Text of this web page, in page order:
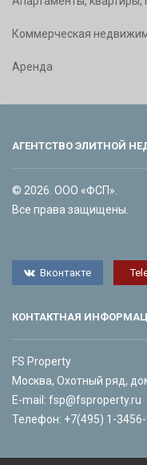
Коммерческая
Аренда
АГЕНТСТВО ЭЛИТНОЙ
© 2026. ООО «ФСП».
Все права защищены.
Вконтакте
КОНТАКТНАЯ
FS Property
Москва, Охотный ряд,
E-mail: fsp@fsproperty.ru
Телефон: +7(495) 1-